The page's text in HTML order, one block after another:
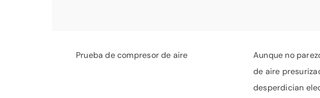
Prueba de compresor de aire
Aunque no
de aire
desperdician